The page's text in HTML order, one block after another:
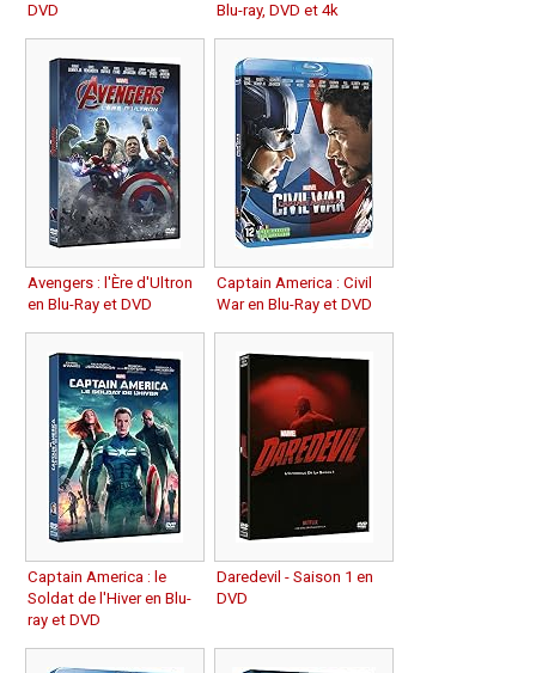
DVD
Blu-ray, DVD et 4k
Avengers : l'Ère d'Ultron
en Blu-Ray et DVD
Captain America : Civil
War en Blu-Ray et DVD
Captain America : le
Soldat de l'Hiver en Blu-
ray et DVD
Daredevil - Saison 1 en
DVD